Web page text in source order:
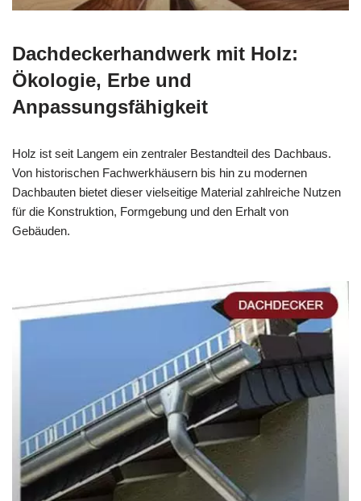
Dachdeckerhandwerk mit Holz:
Ökologie, Erbe und
Anpassungsfähigkeit
Holz ist seit Langem ein zentraler Bestandteil des Dachbaus.
Von historischen Fachwerkhäusern bis hin zu modernen
Dachbauten bietet dieser vielseitige Material zahlreiche Nutzen
für die Konstruktion, Formgebung und den Erhalt von
Gebäuden.